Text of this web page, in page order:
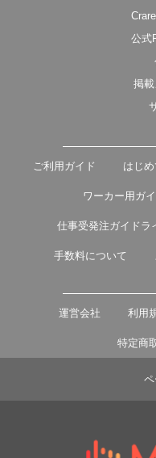
公式
掲
ご利用ガイド はじ
ワーカー用ガ
仕事受発注ガイドラ
手数料について
運営会社 利用
特定商